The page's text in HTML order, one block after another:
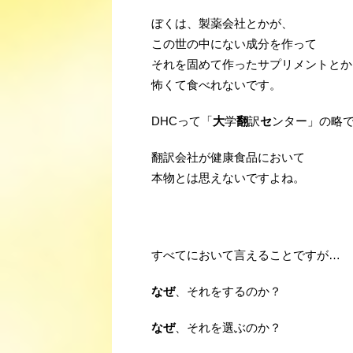
ぼくは、製薬会社とかが、
この世の中にない成分を作って
それを固めて作ったサプリメントとか
怖くて食べれないです。
DHCって「大学翻訳センター」の略
翻訳会社が健康食品において
本物とは思えないですよね。
すべてにおいて言えることですが…
なぜ、それをするのか？
なぜ、それを選ぶのか？